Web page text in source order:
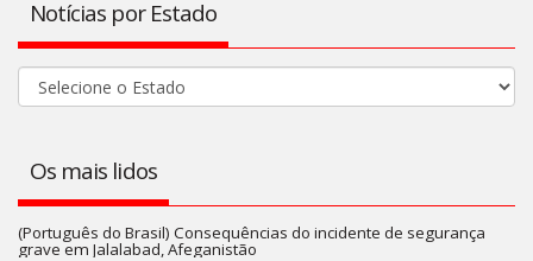
Notícias por Estado
Os mais lidos
(Português do Brasil) Consequências do incidente de segurança
grave em Jalalabad, Afeganistão